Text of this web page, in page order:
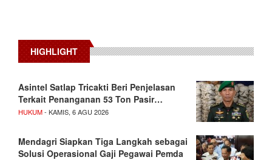
HIGHLIGHT
Asintel Satlap Tricakti Beri Penjelasan
Terkait Penanganan 53 Ton Pasir…
HUKUM- KAMIS, 6 AGU 2026
Mendagri Siapkan Tiga Langkah sebagai
Solusi Operasional Gaji Pegawai Pemda